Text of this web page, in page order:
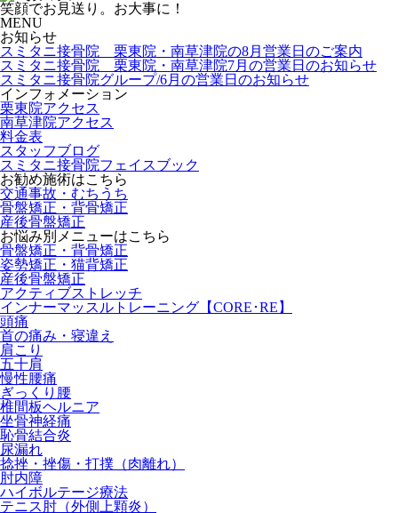
笑顔でお見送り。お大事に！
MENU
お知らせ
スミタニ接骨院 栗東院・南草津院の8月営業日のご案内
スミタニ接骨院 栗東院・南草津院7月の営業日のお知らせ
スミタニ接骨院グループ/6月の営業日のお知らせ
インフォメーション
栗東院アクセス
南草津院アクセス
料金表
スタッフブログ
スミタニ接骨院フェイスブック
お勧め施術はこちら
交通事故・むちうち
骨盤矯正・背骨矯正
産後骨盤矯正
お悩み別メニューはこちら
骨盤矯正・背骨矯正
姿勢矯正・猫背矯正
産後骨盤矯正
アクティブストレッチ
インナーマッスルトレーニング【CORE･RE】
頭痛
首の痛み・寝違え
肩こり
五十肩
慢性腰痛
ぎっくり腰
椎間板ヘルニア
坐骨神経痛
恥骨結合炎
尿漏れ
捻挫・挫傷・打撲（肉離れ）
肘内障
ハイボルテージ療法
テニス肘（外側上顆炎）